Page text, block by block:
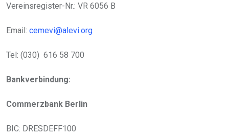
Vereinsregister-Nr.: VR 6056 B
Email: cemevi@alevi.org
Tel: (030) 616 58 700
Bankverbindung:
Commerzbank Berlin
BIC: DRESDEFF100